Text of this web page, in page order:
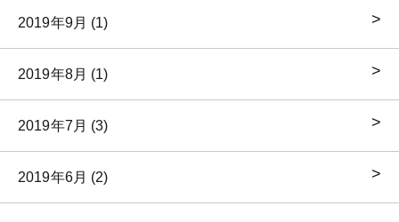
2019年9月 (1)
2019年8月 (1)
2019年7月 (3)
2019年6月 (2)